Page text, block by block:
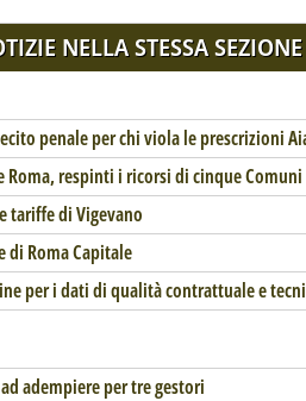
NELLA STESSA SEZIONE
penale per chi viola le prescrizioni
Roma, respinti i ricorsi di cinque
tariffe di Vigevano
di Roma Capitale
per i dati di qualità contrattuale e
adempiere per tre gestori